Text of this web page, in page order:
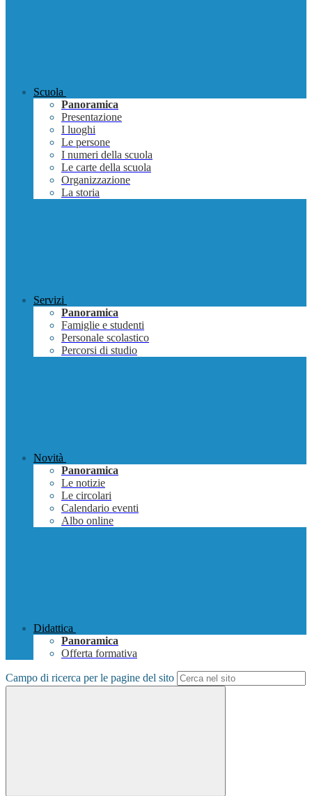
Scuola
Panoramica
Presentazione
I luoghi
Le persone
I numeri della scuola
Le carte della scuola
Organizzazione
La storia
Servizi
Panoramica
Famiglie e studenti
Personale scolastico
Percorsi di studio
Novità
Panoramica
Le notizie
Le circolari
Calendario eventi
Albo online
Didattica
Panoramica
Offerta formativa
Campo di ricerca per le pagine del sito